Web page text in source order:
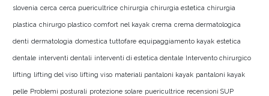
slovenia cerca cerca puericultrice chirurgia chirurgia estetica chirurgia
plastica chirurgo plastico comfort nel kayak crema crema dermatologica
denti dermatologia domestica tuttofare equipaggiamento kayak estetica
dentale interventi dentali interventi di estetica dentale Intervento chirurgico
lifting lifting del viso lifting viso materiali pantaloni kayak pantaloni kayak
pelle Problemi posturali protezione solare puericultrice recensioni SUP